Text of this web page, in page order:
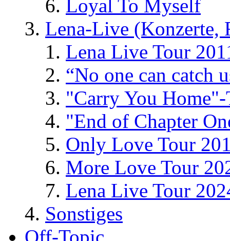
Loyal To Myself
Lena-Live (Konzerte,
Lena Live Tour
“No one can catch
"Carry You
"End of Chapter
Only Love Tour
More Love Tour
Lena Live Tour
Sonstiges
Off-Topic